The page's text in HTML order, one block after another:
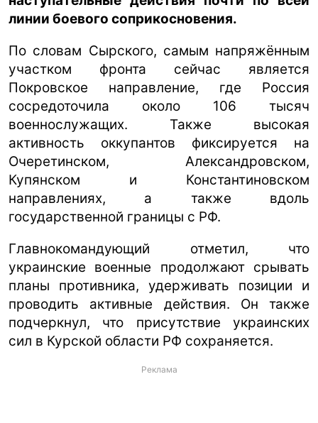
линии боевого соприкосновения.
По словам Сырского, самым напряжённым
участком фронта сейчас является
Покровское направление, где Россия
сосредоточила около 106 тысяч
военнослужащих. Также высокая
активность оккупантов фиксируется на
Очеретинском, Александровском,
Купянском и Константиновском
направлениях, а также вдоль
государственной границы с РФ.
Главнокомандующий отметил, что
украинские военные продолжают срывать
планы противника, удерживать позиции и
проводить активные действия. Он также
подчеркнул, что присутствие украинских
сил в Курской области РФ сохраняется.
Реклама